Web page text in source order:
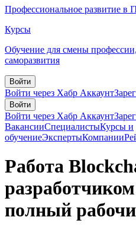
Профессиональное развитие в
Курсы
Обучение для смены
саморазвития
Войти
Войти через Хабр Аккаунт
Войти
Войти через Хабр Аккаунт
ВакансииСпециалистыКурсы и
обучениеЭкспертыКомпании
Работа
полный